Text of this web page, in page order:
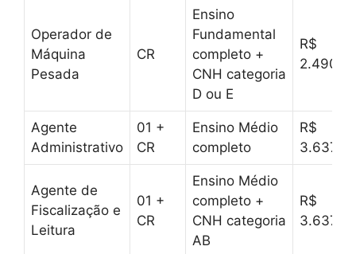
Operador de
Máquina
Pesada
CR
Ensino
Fundamental
completo +
CNH categoria
D ou E
R$
Agente
Administrativo
01 +
CR
Ensino Médio
completo
R$
3.637,68
Agente de
Fiscalização e
Leitura
01 +
CR
Ensino Médio
completo +
CNH categoria
AB
R$
3.637,68